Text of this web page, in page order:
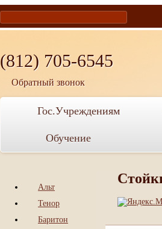
(812) 705-6545
Обратный звонок
Гос.Учреждениям
Обучение
Альт
Тенор
Баритон